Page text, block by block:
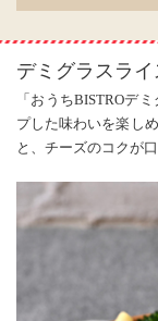
デミグラスラ
「おうちBISTROデ
プした味わいを楽し
と、チーズのコクが